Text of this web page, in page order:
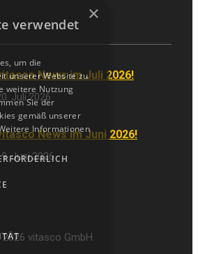
News im Juli 2026!
Juli 2026
News im Juni 2026!
Juni 2026
vitasco GmbH
×
verwendet
um die
unserer Website zu
weitere Nutzung
Sie der
gemäß unserer
Informationen